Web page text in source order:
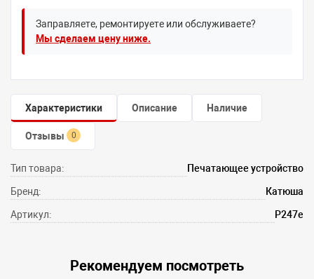
Заправляете, ремонтируете или обслуживаете?
Мы сделаем цену ниже.
Характеристики Описание Наличие
Отзывы 0
Тип товара: Печатающее устройство
Бренд: Катюша
Артикул: P247e
Рекомендуем посмотреть